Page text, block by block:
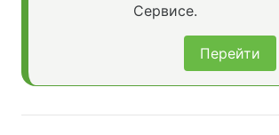
Сервисе.
Перейти